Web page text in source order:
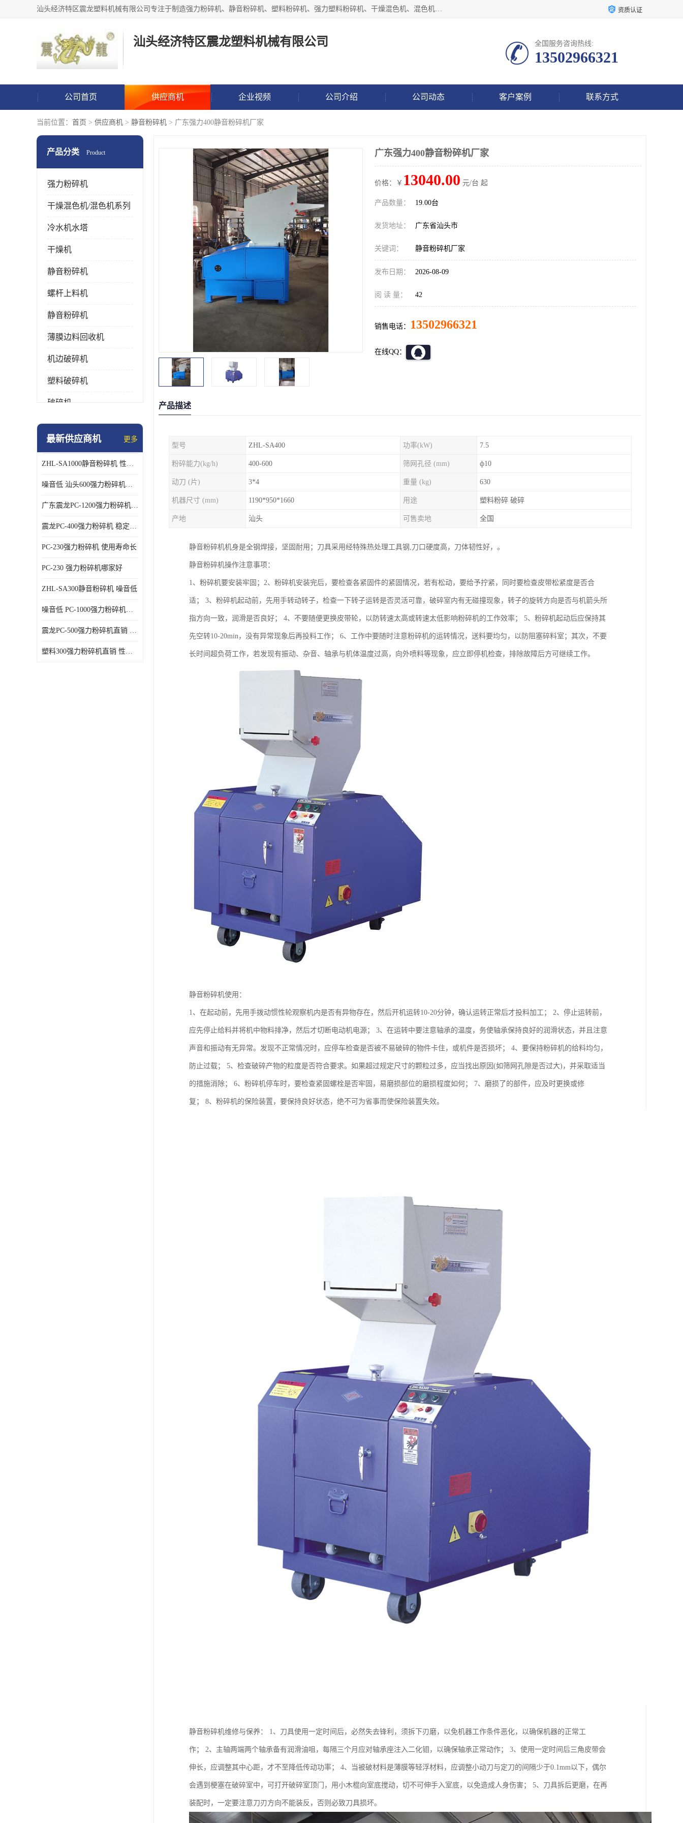
汕头经济特区震龙塑料机械有限公司专注于制造强力粉碎机、静音粉碎机、塑料粉碎机、强力塑料粉碎机、干燥混色机、混色机、冷水机、上料机等塑料辅助机械。 资质认证
汕头经济特区震龙塑料机械有限公司 全国服务咨询热线:
13502966321
公司首页 供应商机 企业视频 公司介绍 公司动态 客户案例 联系方式
当前位置： 首页 > 供应商机 > 静音粉碎机 > 广东强力400静音粉碎机厂家
产品分类 Product
强力粉碎机
干燥混色机/混色机系列
冷水机水塔
干燥机
静音粉碎机
螺杆上料机
静音粉碎机
薄膜边料回收机
机边破碎机
塑料破碎机
破碎机
强力粉碎机
最新供应商机 更多
ZHL-SA1000静音粉碎机 性能稳定
噪音低 汕头600强力粉碎机直供
广东震龙PC-1200强力粉碎机 物超所值
震龙PC-400强力粉碎机 稳定性好
PC-230强力粉碎机 使用寿命长
PC-230 强力粉碎机哪家好
ZHL-SA300静音粉碎机 噪音低
噪音低 PC-1000强力粉碎机直供
震龙PC-500强力粉碎机直销 性价比高
塑料300强力粉碎机直销 性价比高
广东强力400静音粉碎机厂家
价格：￥ 13040.00 元/台 起
产品数量： 19.00台
发货地址： 广东省汕头市
关键词： 静音粉碎机厂家
发布日期： 2026-08-09
阅 读 量： 42
销售电话： 13502966321
在线QQ：
产品描述
型号 ZHL-SA400 功率(kW) 7.5
粉碎能力(kg/h) 400-600 筛网孔径 (mm) ф10
动刀 (片) 3*4 重量 (kg) 630
机器尺寸 (mm) 1190*950*1660 用途 塑料粉碎 破碎
产地 汕头 可售卖地 全国
静音粉碎机机身是全钢焊接，坚固耐用；刀具采用经特殊热处理工具钢,刀口硬度高，刀体韧性好，。
静音粉碎机操作注意事项：
1、粉碎机要安装牢固；2、粉碎机安装完后，要检查各紧固件的紧固情况，若有松动，要给予拧紧，同时要检查皮带松紧度是否合
适； 3、粉碎机起动前，先用手转动转子，检查一下转子运转是否灵活可靠，破碎室内有无碰撞现象，转子的旋转方向是否与机箭头所
指方向一致，润滑是否良好； 4、不要随便更换皮带轮，以防转速太高或转速太低影响粉碎机的工作效率； 5、粉碎机起动后应保持其
先空转10-20min，没有异常现象后再投料工作； 6、工作中要随时注意粉碎机的运转情况，送料要均匀，以防阻塞碎料室；其次，不要
长时间超负荷工作，若发现有振动、杂音、轴承与机体温度过高，向外喷料等现象，应立即停机检查，排除故障后方可继续工作。
静音粉碎机使用：
1、在起动前，先用手拨动惯性轮观察机内是否有异物存在，然后开机运转10-20分钟，确认运转正常后才投料加工； 2、停止运转前，
应先停止给料并将机中物料排净，然后才切断电动机电源； 3、在运转中要注意轴承的温度，务使轴承保持良好的润滑状态，并且注意
声音和振动有无异常。发现不正常情况时，应停车检查是否被不易破碎的物件卡住，或机件是否损坏； 4、要保持粉碎机的给料均匀，
防止过载； 5、检查破碎产物的粒度是否符合要求。如果超过规定尺寸的颗粒过多，应当找出原因(如筛网孔隙是否过大)，并采取适当
的措施消除； 6、粉碎机停车时，要检查紧固螺栓是否牢固，易磨损部位的磨损程度如何； 7、磨损了的部件，应及时更换或修
复； 8、粉碎机的保险装置，要保持良好状态，绝不可为省事而使保险装置失效。
静音粉碎机维修与保养： 1、刀具使用一定时间后，必然失去锋利，须拆下刃磨，以免机器工作条件恶化，以确保机器的正常工
作； 2、主轴两端两个轴承备有润滑油咀，每隔三个月应对轴承座注入二化钼，以确保轴承正常动作； 3、使用一定时间后三角皮带会
伸长，应调整其中心距，才不至降低传动功率； 4、当被破材料是薄膜等轻浮材料，应调整小动刀与定刀的间隔少于0.1mm以下，偶尔
会遇到梗塞在破碎室中，可打开破碎室顶门，用小木棍向室底搅动，切不可伸手入室底，以免造成人身伤害； 5、刀具拆后更磨，在再
装配时，一定要注意刀刃方向不能装反，否则必致刀具损坏。